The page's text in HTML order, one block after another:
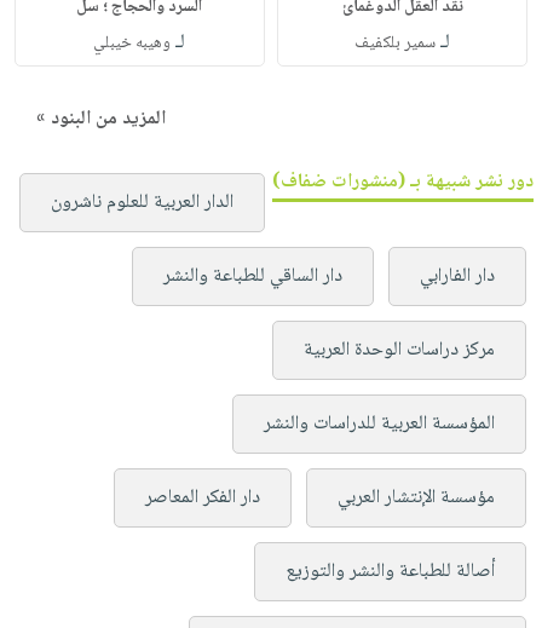
نقد العقل الدوغمائ
لـسمير بلكفيف
السرد والحجاج ؛ سل
لـ وهيبه خيبلي
المزيد من البنود »
دور نشر شبيهة بـ (منشورات ضفاف)
الدار العربية للعلوم ناشرون
دار الفارابي دار الساقي للطباعة والنشر
مركز دراسات الوحدة العربية
المؤسسة العربية للدراسات والنشر
مؤسسة الإنتشار العربي دار الفكر المعاصر
أصالة للطباعة والنشر والتوزيع